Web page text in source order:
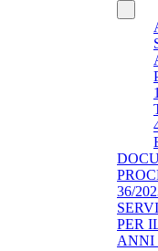
36/
PER
ANNI